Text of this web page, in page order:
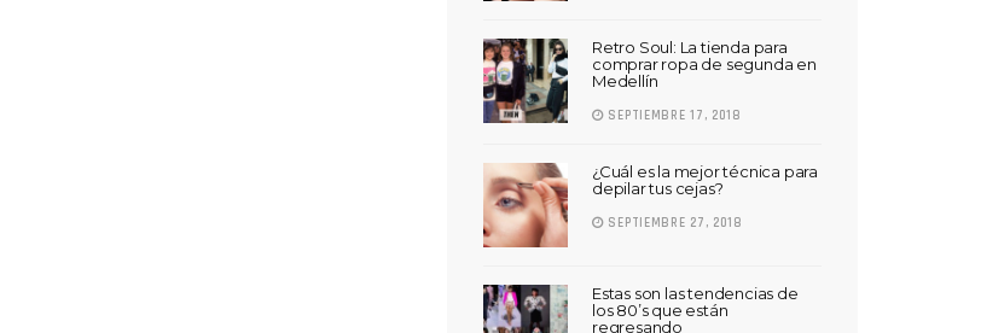
Retro Soul: La tienda para
comprar ropa de segunda en
Medellín
SEPTIEMBRE 17, 2018
¿Cuál es la mejor técnica para
depilar tus cejas?
SEPTIEMBRE 27, 2018
Estas son las tendencias de
los 80’s que están
regresando